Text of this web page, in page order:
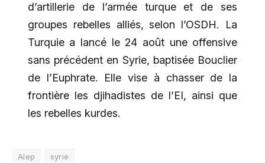
d’artillerie de l’armée turque et de ses
groupes rebelles alliés, selon l’OSDH. La
Turquie a lancé le 24 août une offensive
sans précédent en Syrie, baptisée Bouclier
de l’Euphrate. Elle vise à chasser de la
frontière les djihadistes de l’EI, ainsi que
les rebelles kurdes.
Alep syrie